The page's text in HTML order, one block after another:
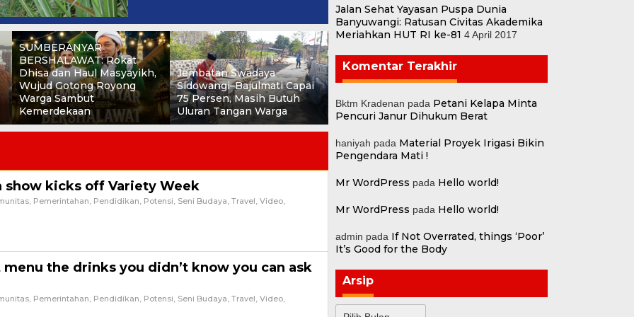
SUMBERANYAR
BERSHALAWAT: Rokat
Dhisa dan Haul Masyayikh,
Wujud Gotong Royong
Warga Sambut
Kemerdekaan
Jembatan Swadaya
Sidowangi–Bajulmati Capai
75 Persen, Masih Butuh
Uluran Tangan Warga
Asep Rajai Grand Final
Karaoke Pantai Kalitopo!
Duel Sengit Selisih Tipis
Bikin Penonton Deg-degan
hingga Pengumuman Juara
Dunia Banyuwangi:
Ratusan Civitas Akademika
Meriahkan HUT RI ke-81
show kicks off Variety Week
, Pemerintahan, Pendidikan, Potensi, Seni Budaya, Travel, Video,
the drinks you didn’t know you can ask
, Pemerintahan, Pendidikan, Potensi, Seni Budaya, Travel, Video,
Jalan Sehat Yayasan Puspa Dunia
Banyuwangi: Ratusan Civitas Akademika
Meriahkan HUT RI ke-81 4 April 2017
Komentar Terakhir
Bktm Kradenan pada Petani Kelapa Minta
Pencuri Janur Dihukum Berat
haniyah pada Material Proyek Irigasi Bikin
Pengendara Mati !
Mr WordPress pada Hello world!
Mr WordPress pada Hello world!
admin pada If Not Overrated, things ‘Poor’
It’s Good for the Body
Arsip